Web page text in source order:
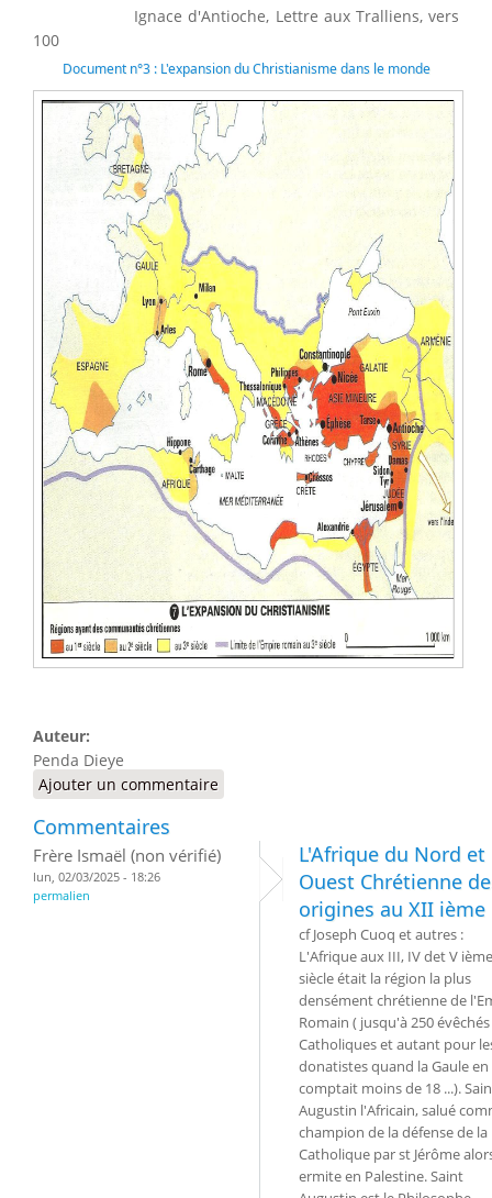
Ignace d'Antioche, Lettre aux Tralliens, vers
100
Document n°3 : L'expansion du Christianisme dans le monde
Auteur:
Penda Dieye
Ajouter un commentaire
Commentaires
Frère Ismaël (non vérifié)
lun, 02/03/2025 - 18:26
permalien
L'Afrique du Nord et
Ouest Chrétienne
origines au XII ième
cf Joseph Cuoq et autres :
L'Afrique aux III, IV det V ième
siècle était la région la plus
densément chrétienne de
Romain ( jusqu'à 250 évêchés
Catholiques et autant pour
donatistes quand la Gaule en
comptait moins de 18 ...).
Augustin l'Africain, salué
champion de la défense de la
Catholique par st Jérôme
ermite en Palestine. Saint